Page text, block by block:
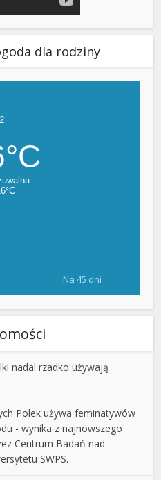
dla rodziny
Na 45 dni
nadal rzadko używają
Polek używa feminatywów
- wynika z najnowszego
Centrum Badań nad
SWPS.